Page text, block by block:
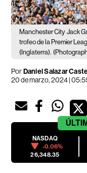
Manchester City Jack
trofeo de la Premier
(Inglaterra).
PorDaniel Salazar
20 de marzo, 2024 |
NASDAQ
-0.06%
26,348.35